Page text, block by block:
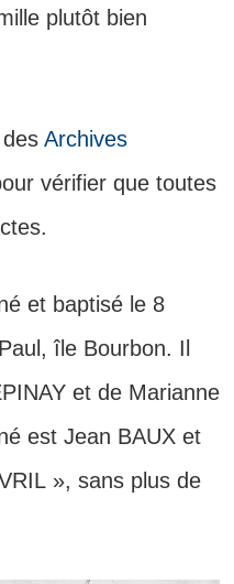
plutôt bien
Archives
vérifier que toutes
et baptisé le 8
île Bourbon. Il
et de Marianne
est Jean BAUX et
», sans plus de